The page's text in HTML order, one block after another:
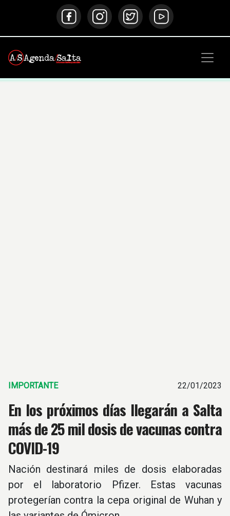
IMPORTANTE 22/01/2023
En los próximos días llegarán a Salta
más de 25 mil dosis de vacunas contra
COVID-19
Nación destinará miles de dosis elaboradas
por el laboratorio Pfizer. Estas vacunas
protegerían contra la cepa original de Wuhan y